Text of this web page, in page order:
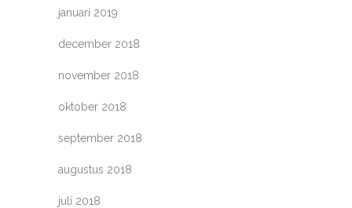
januari 2019
december 2018
november 2018
oktober 2018
september 2018
augustus 2018
juli 2018